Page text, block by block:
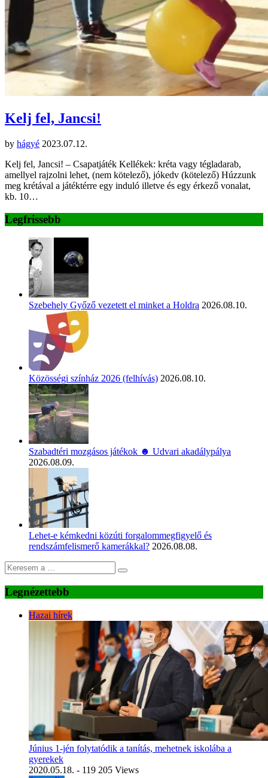
Kelj fel, Jancsi!
by hágyé 2023.07.12.
Kelj fel, Jancsi! – Csapatjáték Kellékek: kréta vagy tégladarab,
amellyel rajzolni lehet, (nem kötelező), jókedv (kötelező) Húzzunk
meg krétával a játéktérre egy induló illetve és egy érkező vonalat,
kb. 10…
Legfrissebb
Szebehely Győző vezetett el minket a Holdra 2026.08.10.
Közösségi színház 2026 (felhívás) 2026.08.10.
Szabadtéri mozgásos játékok ☻ Udvari akadálypálya
2026.08.09.
Lehet-e kémkedni közúti forgalommegfigyelő és
rendszámfelismerő kamerákkal? 2026.08.08.
Legnézettebb
Hazai hírek
Június 1-jén folytatódik a tanítás, mehetnek iskolába a
gyerekek
2020.05.18. - 119 205 Views